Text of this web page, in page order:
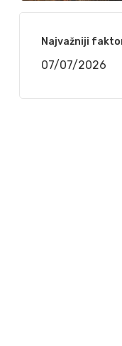
Najvažniji
07/07/2026